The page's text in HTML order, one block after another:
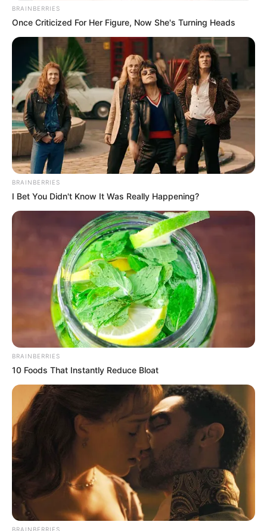
motocicletas aos Agentes de Saúde da
história...
Agente de Saúde é indiciada por falsificar
visitas que nunca aconteceram.
Terceiro lote da restituição do IR paga R$
4,61 bilhões para 2,7 milhões de
contribuintes.
Motos e bicicletas para ACS e ACE: veja o
PLP 185 continua travado na Câmara dos
Deputados por erro em seu texto.
ACS e ACE: celetista, estatutário ou
contrato precário — entenda o que muda
no seu bolso e na sua carreira.
DIVERSAS
Até 14 dias de licença para cuidar de filho
doente: o que diz o projeto que vai ao Senado.
Agosto 07, 2026
Mobilização em Defesa da PEC 14: Dados
para contato com os senadores por Estado.
Agosto 07, 2026
PLP 185 continua travado na Câmara dos
BRAINBERRIES
Once Criticized For Her Figure, Now She's Turning Heads
BRAINBERRIES
I Bet You Didn't Know It Was Really Happening?
BRAINBERRIES
10 Foods That Instantly Reduce Bloat
BRAINBERRIES